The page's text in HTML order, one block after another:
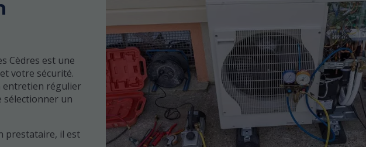
Cèdres est une
votre sécurité.
entretien régulier
sélectionner un
prestataire, il est